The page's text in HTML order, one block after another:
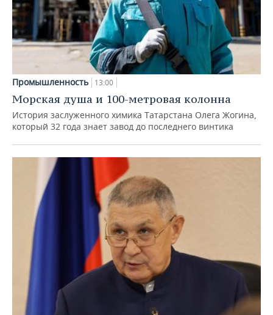
Промышленность 13:00
Морская душа и 100-метровая колонна
История заслуженного химика Татарстана Олега Жогина,
который 32 года знает завод до последнего винтика